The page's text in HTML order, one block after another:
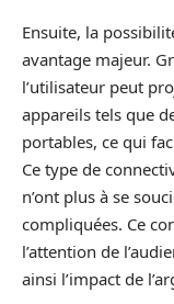
Ensuite, la
avantage majeur.
l’utilisateur peut
appareils tels que
portables, ce qui
Ce type de
n’ont plus à se
compliquées. Ce
l’attention de
ainsi l’impact de